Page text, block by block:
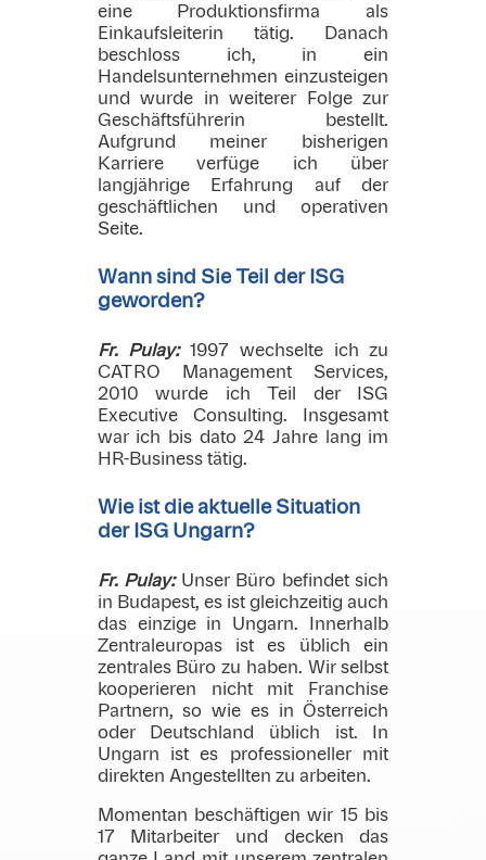
eine Produktionsfirma als
Einkaufsleiterin tätig. Danach
beschloss ich, in ein
Handelsunternehmen einzusteigen
und wurde in weiterer Folge zur
Geschäftsführerin bestellt.
Aufgrund meiner bisherigen
Karriere verfüge ich über
langjährige Erfahrung auf der
geschäftlichen und operativen
Seite.
Wann sind Sie Teil der ISG
geworden?
Fr. Pulay:1997 wechselte ich zu
CATRO Management Services,
2010 wurde ich Teil der ISG
Executive Consulting. Insgesamt
war ich bis dato 24 Jahre lang im
HR-Business tätig.
Wie ist die aktuelle Situation
der ISG Ungarn?
Fr. Pulay: Unser Büro befindet sich
in Budapest, es ist gleichzeitig auch
das einzige in Ungarn. Innerhalb
Zentraleuropas ist es üblich ein
zentrales Büro zu haben. Wir selbst
kooperieren nicht mit Franchise
Partnern, so wie es in Österreich
oder Deutschland üblich ist. In
Ungarn ist es professioneller mit
direkten Angestellten zu arbeiten.
Momentan beschäftigen wir 15 bis
17 Mitarbeiter und decken das